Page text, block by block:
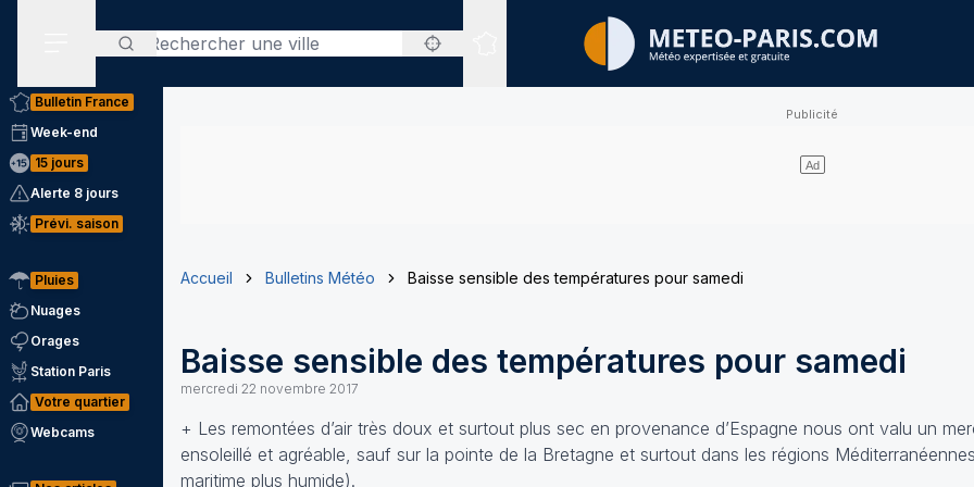
Rechercher
Sites expertisés
Bulletin France
Week-end
15 jours
Alerte 8 jours
Prévi. saison
Pluies
Nuages
Orages
Station Paris
Votre quartier
Webcams
Accueil Bulletins Météo Baisse sensible des températures pour samedi
Baisse sensible des températures pour samedi
mercredi 22 novembre 2017
+ Les remontées d’air très doux et surtout plus sec en provenance d’Espagne nous ont valu un
ensoleillé et agréable, sauf sur la pointe de la Bretagne et surtout dans les régions
maritime plus humide).